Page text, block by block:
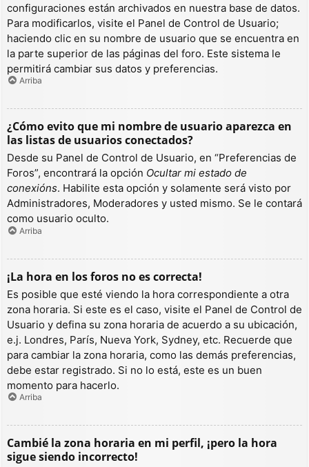
configuraciones están archivados en nuestra base de datos.
Para modificarlos, visite el Panel de Control de Usuario;
haciendo clic en su nombre de usuario que se encuentra en
la parte superior de las páginas del foro. Este sistema le
permitirá cambiar sus datos y preferencias.
Arriba
¿Cómo evito que mi nombre de usuario aparezca en
las listas de usuarios conectados?
Desde su Panel de Control de Usuario, en “Preferencias de
Foros”, encontrará la opción Ocultar mi estado de
conexións. Habilite esta opción y solamente será visto por
Administradores, Moderadores y usted mismo. Se le contará
como usuario oculto.
Arriba
¡La hora en los foros no es correcta!
Es posible que esté viendo la hora correspondiente a otra
zona horaria. Si este es el caso, visite el Panel de Control de
Usuario y defina su zona horaria de acuerdo a su ubicación,
e.j. Londres, París, Nueva York, Sydney, etc. Recuerde que
para cambiar la zona horaria, como las demás preferencias,
debe estar registrado. Si no lo está, este es un buen
momento para hacerlo.
Arriba
Cambié la zona horaria en mi perfil, ¡pero la hora
sigue siendo incorrecto!